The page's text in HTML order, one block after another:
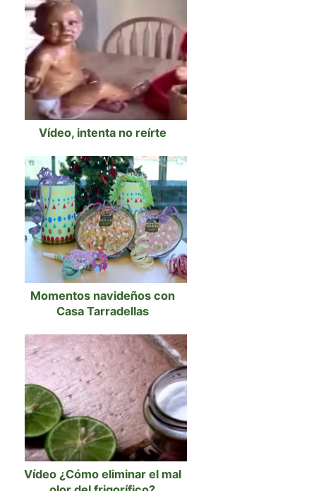
Vídeo, intenta no reírte
Momentos navideños con
Casa Tarradellas
Vídeo ¿Cómo eliminar el mal